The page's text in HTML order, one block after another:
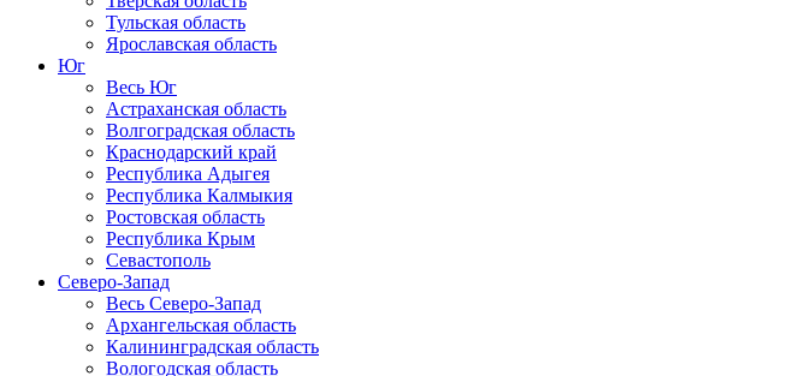
Тульская область
Ярославская область
Юг
Весь Юг
Астраханская область
Волгоградская область
Краснодарский край
Республика Адыгея
Республика Калмыкия
Ростовская область
Республика Крым
Севастополь
Северо-Запад
Весь Северо-Запад
Архангельская область
Калининградская область
Вологодская область